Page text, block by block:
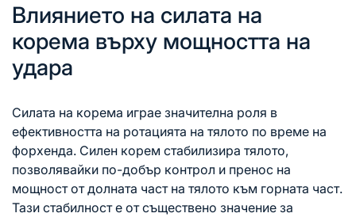
Влиянието на силата на
корема върху мощността на
удара
Силата на корема играе значителна роля в
ефективността на ротацията на тялото по време на
форхенда. Силен корем стабилизира тялото,
позволявайки по-добър контрол и пренос на
мощност от долната част на тялото към горната част.
Тази стабилност е от съществено значение за